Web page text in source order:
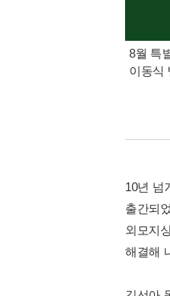
8월 특
이동식
10년 넘
출간되
외모지
해결해